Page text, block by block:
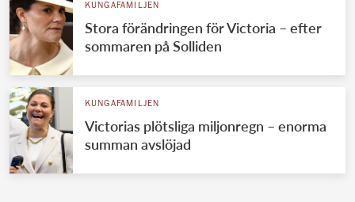
KUNGAFAMILJEN
Stora förändringen för Victoria – efter
sommaren på Solliden
KUNGAFAMILJEN
Victorias plötsliga miljonregn – enorma
summan avslöjad